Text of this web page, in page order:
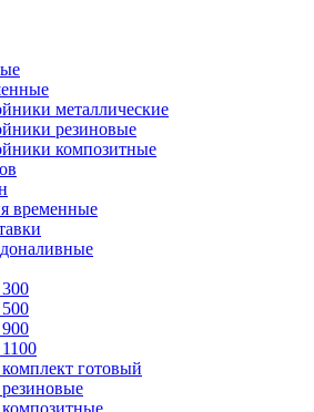
металлические
резиновые
композитные
временные
готовый